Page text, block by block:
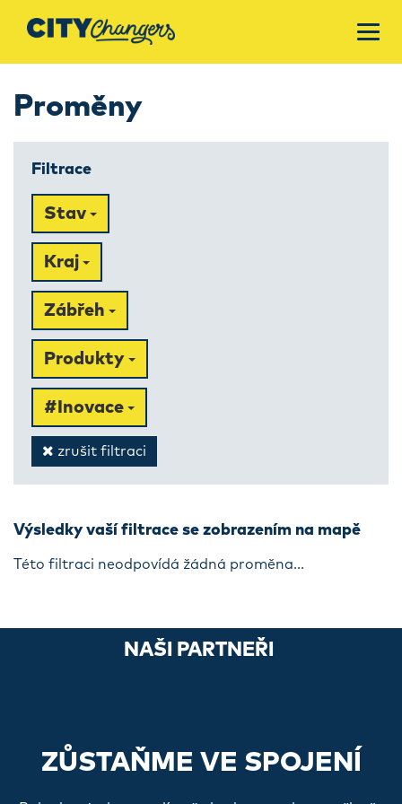
Proměny
Filtrace
Stav
Kraj
Zábřeh
Produkty
#Inovace
zrušit filtraci
Výsledky vaší filtrace se zobrazením na mapě
Této filtraci neodpovídá žádná proměna...
NAŠI PARTNEŘI
ZŮSTAŇME VE SPOJENÍ